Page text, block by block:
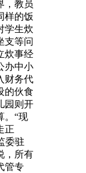
，教员
样的饭
学生炊
支等问
炊事经
办中小
财务代
的伙食
园则开
。“现
正
委驻
，所有
管专